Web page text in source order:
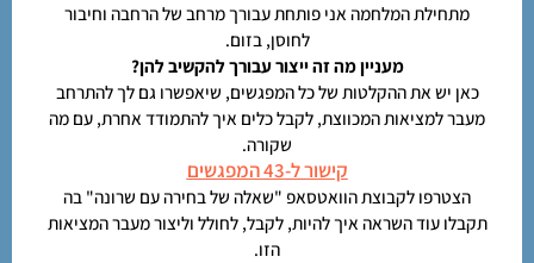
מתחילת המלחמה אני פותחת עבורך מרחב של הרחבה וחיבור
לחוסן, בזום.
מעניין מה זה ייצור עבורך להקשיב להן?
כאן יש את ההקלטות של כל המפגשים, שיאפשרו גם לך להתרחב
מעבר למציאות המכווצת, לקבל כלים איך להתמודד אחרת, עם מה
שקורה.
קישור ל-43 המפגשים
הצטרפו לקבוצת הוואטסאפ "שאלה של בחירה עם שרונה" בה
תקבלו עוד השראה איך להיות, לקבל, לחולל וליצור מעבר המציאות
הזו.